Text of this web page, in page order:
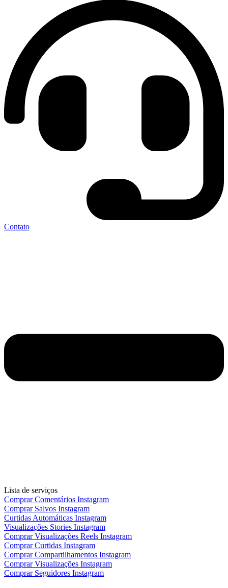
Contato
Lista de serviços
Comprar Comentários Instagram
Comprar Salvos Instagram
Curtidas Automáticas Instagram
Visualizações Stories Instagram
Comprar Visualizações Reels Instagram
Comprar Curtidas Instagram
Comprar Compartilhamentos Instagram
Comprar Visualizações Instagram
Comprar Seguidores Instagram